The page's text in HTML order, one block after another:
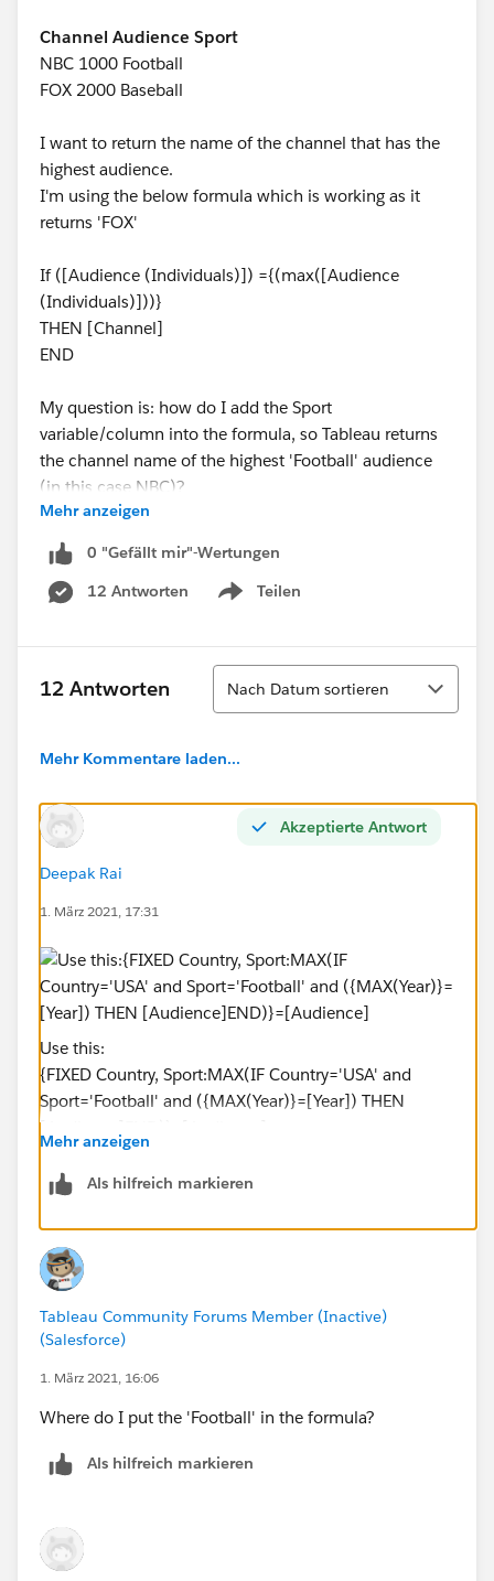
Channel Audience Sport
NBC 1000 Football
FOX 2000 Baseball
I want to return the name of the channel that has the
highest audience.
I'm using the below formula which is working as it
returns 'FOX'
If ([Audience (Individuals)]) ={(max([Audience
(Individuals)]))}
THEN [Channel]
END
My question is: how do I add the Sport
variable/column into the formula, so Tableau returns
the channel name of the highest 'Football' audience
(in this case NBC)?
Thank you!
Arthur
Mehr anzeigen
0 "Gefällt mir"-Wertungen
12 Antworten
Teilen
Show menu
12 Antworten
Sortieren
Nach Datum sortieren
Mehr Kommentare laden...
Akzeptierte Antwort
Deepak Rai
1. März 2021, 17:31
Use this:
{FIXED Country, Sport:MAX(IF Country='USA' and
Sport='Football' and ({MAX(Year)}=[Year]) THEN
[Audience]END)}=[Audience]
Mehr anzeigen
Als hilfreich markieren
Tableau Community Forums Member (Inactive)
(Salesforce)
1. März 2021, 16:06
Where do I put the 'Football' in the formula?
Als hilfreich markieren